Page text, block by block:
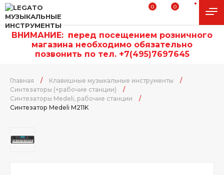
0 0
ВНИМАНИЕ: перед посещением розничного
магазина необходимо обязательно
позвонить по тел. +7(495)7697645
Главная / Клавишные музыкальные инструменты
/
Синтезаторы (+рабочие станции)
/
Синтезаторы Medeli, рабочие станции
/
Синтезатор Medeli M211K